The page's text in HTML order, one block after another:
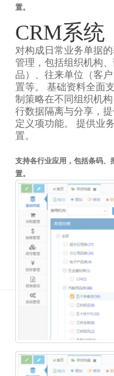
置。
CRM系统
对构成日常业务单据
管理，包括组织机构
品）、往来单位（客
置等。 基础资料全面
制策略在不同组织机
行数据隔离与分享，
定义项功能。 提供业
置。
支持各行业应用，包括条码、
置。